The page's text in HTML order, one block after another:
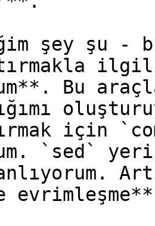
şey şu -
Bu
için
`sed`